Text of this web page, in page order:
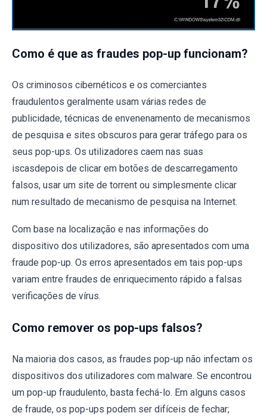
Como é que as fraudes pop-up funcionam?
Os criminosos cibernéticos e os comerciantes
fraudulentos geralmente usam várias redes de
publicidade, técnicas de envenenamento de mecanismos
de pesquisa e sites obscuros para gerar tráfego para os
seus pop-ups. Os utilizadores caem nas suas
iscasdepois de clicar em botões de descarregamento
falsos, usar um site de torrent ou simplesmente clicar
num resultado de mecanismo de pesquisa na Internet.
Com base na localização e nas informações do
dispositivo dos utilizadores, são apresentados com uma
fraude pop-up. Os erros apresentados em tais pop-ups
variam entre fraudes de enriquecimento rápido a falsas
verificações de vírus.
Como remover os pop-ups falsos?
Na maioria dos casos, as fraudes pop-up não infectam os
dispositivos dos utilizadores com malware. Se encontrou
um pop-up fraudulento, basta fechá-lo. Em alguns casos
de fraude, os pop-ups podem ser difíceis de fechar;